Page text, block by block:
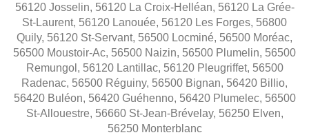
56120 Josselin, 56120 La Croix-Helléan, 56120 La Grée-
St-Laurent, 56120 Lanouée, 56120 Les Forges, 56800
Quily, 56120 St-Servant, 56500 Locminé, 56500 Moréac,
56500 Moustoir-Ac, 56500 Naizin, 56500 Plumelin, 56500
Remungol, 56120 Lantillac, 56120 Pleugriffet, 56500
Radenac, 56500 Réguiny, 56500 Bignan, 56420 Billio,
56420 Buléon, 56420 Guéhenno, 56420 Plumelec, 56500
St-Allouestre, 56660 St-Jean-Brévelay, 56250 Elven,
56250 Monterblanc